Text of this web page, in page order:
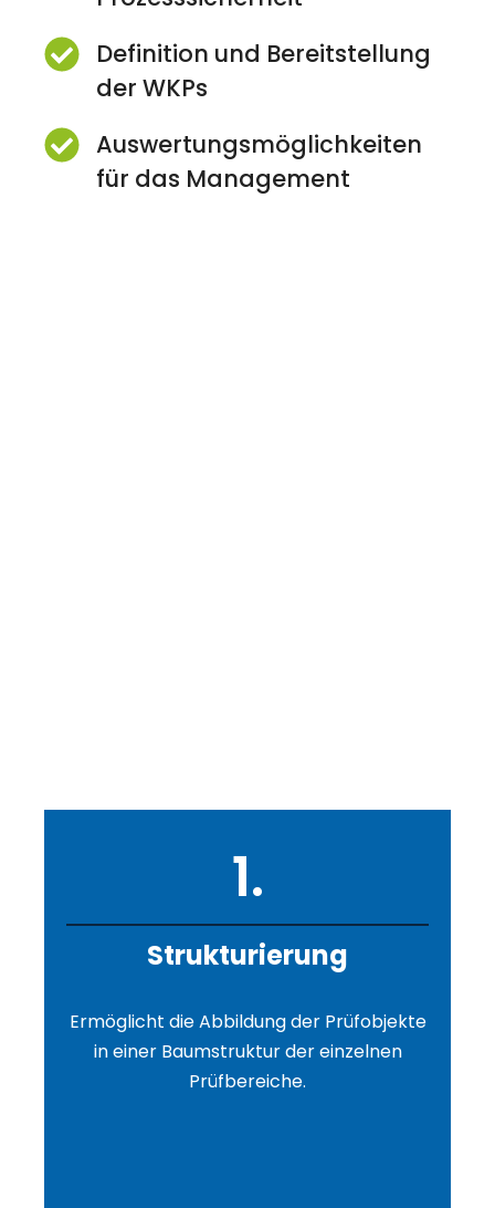
Definition und Bereitstellung
der WKPs
Auswertungs­möglichkeiten
für das Management
1.
Strukturierung
Ermöglicht die Abbildung der Prüfobjekte
in einer Baumstruktur der einzelnen
Prüfbereiche.